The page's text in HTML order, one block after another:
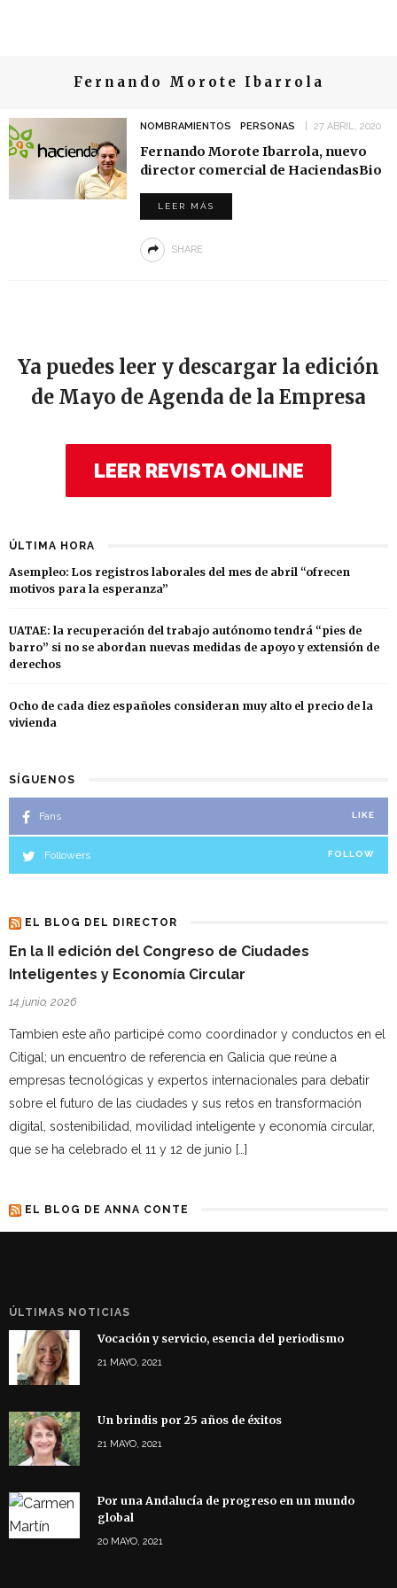
Fernando Morote Ibarrola
NOMBRAMIENTOS PERSONAS 27 ABRIL, 2020
Fernando Morote Ibarrola, nuevo
director comercial de HaciendasBio
LEER MÁS
SHARE
Ya puedes leer y descargar la edición
de Mayo de Agenda de la Empresa
LEER REVISTA ONLINE
ÚLTIMA HORA
Asempleo: Los registros laborales del mes de abril “ofrecen
motivos para la esperanza”
UATAE: la recuperación del trabajo autónomo tendrá “pies de
barro” si no se abordan nuevas medidas de apoyo y extensión de
derechos
Ocho de cada diez españoles consideran muy alto el precio de la
vivienda
SÍGUENOS
Fans LIKE
Followers FOLLOW
EL BLOG DEL DIRECTOR
En la II edición del Congreso de Ciudades
Inteligentes y Economía Circular
14 junio, 2026
Tambien este año participé como coordinador y conductos en el
Citigal; un encuentro de referencia en Galicia que reúne a
empresas tecnológicas y expertos internacionales para debatir
sobre el futuro de las ciudades y sus retos en transformación
digital, sostenibilidad, movilidad inteligente y economía circular,
que se ha celebrado el 11 y 12 de junio […]
EL BLOG DE ANNA CONTE
ÚLTIMAS NOTICIAS
Vocación y servicio, esencia del periodismo
21 MAYO, 2021
Un brindis por 25 años de éxitos
21 MAYO, 2021
Por una Andalucía de progreso en un mundo
global
20 MAYO, 2021